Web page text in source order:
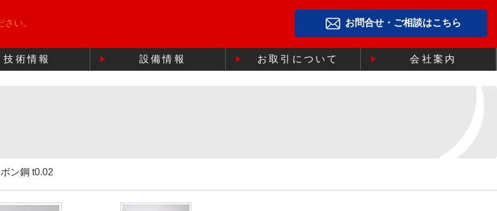
い。
お問合せ・ご相談はこちら
技術情報 設備情報 お取引について 会社案内
ン鋼 t0.02